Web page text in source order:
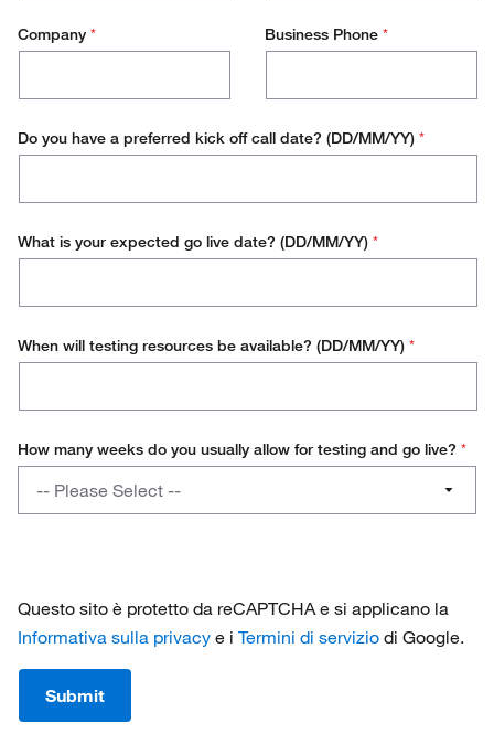
Company * Business Phone *
Do you have a preferred kick off call date? (DD/MM/YY) *
What is your expected go live date? (DD/MM/YY) *
When will testing resources be available? (DD/MM/YY) *
How many weeks do you usually allow for testing and go live? *
usually
allow
for
testing
go
-- Please Select --
8 - 12
Questo sito è protetto da reCAPTCHA e si applicano la
Informativa sulla privacy e i Termini di servizio di Google.
Submit